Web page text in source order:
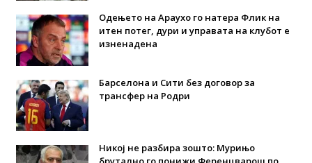
Одењето на Араухо го натера Флик на
итен потег, дури и управата на клубот е
изненадена
Барселона и Сити без договор за
трансфер на Родри
Никој не разбира зошто: Мурињо